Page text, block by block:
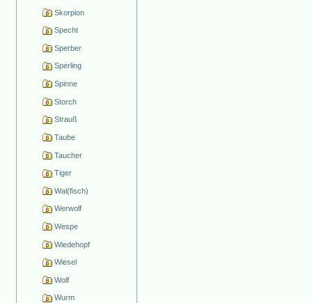
Skorpion
Specht
Sperber
Sperling
Spinne
Storch
Strauß
Taube
Taucher
Tiger
Wal(fisch)
Werwolf
Wespe
Wiedehopf
Wiesel
Wolf
Wurm